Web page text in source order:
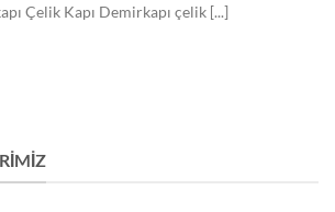
Çelik Kapı Demirkapı çelik [...]